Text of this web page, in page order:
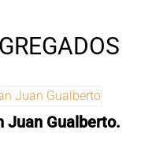
Juan Gualberto.